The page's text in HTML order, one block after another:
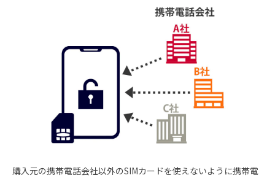
購入元の携帯電話会社以外のSIMカードを使えないように携帯電